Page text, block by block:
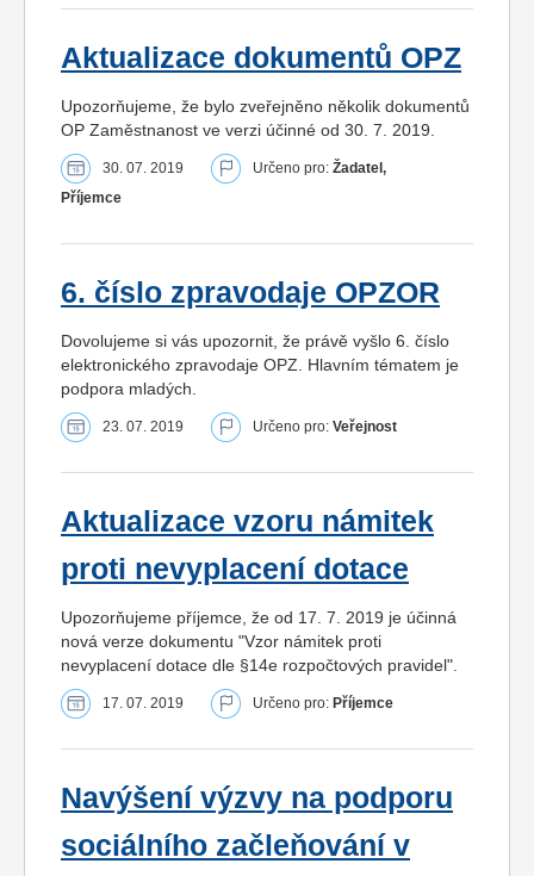
Aktualizace dokumentů OPZ
Upozorňujeme, že bylo zveřejněno několik dokumentů
OP Zaměstnanost ve verzi účinné od 30. 7. 2019.
30. 07. 2019 Určeno pro: Žadatel,
Příjemce
6. číslo zpravodaje OPZOR
Dovolujeme si vás upozornit, že právě vyšlo 6. číslo
elektronického zpravodaje OPZ. Hlavním tématem je
podpora mladých.
23. 07. 2019 Určeno pro: Veřejnost
Aktualizace vzoru námitek
proti nevyplacení dotace
Upozorňujeme příjemce, že od 17. 7. 2019 je účinná
nová verze dokumentu "Vzor námitek proti
nevyplacení dotace dle §14e rozpočtových pravidel".
17. 07. 2019 Určeno pro: Příjemce
Navýšení výzvy na podporu
sociálního začleňování v